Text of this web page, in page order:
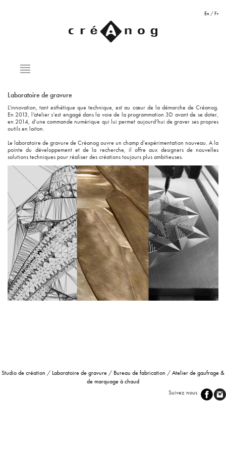
En /Fr
Laboratoire de gravure
L’innovation, tant esthétique que technique, est au cœur de la démarche de Créanog.
En 2013, l’atelier s’est engagé dans la voie de la programmation 3D avant de se doter,
en 2014, d’une commande numérique qui lui permet aujourd’hui de graver ses propres
outils en laiton.
Le laboratoire de gravure de Créanog ouvre un champ d’expérimentation nouveau. A la
pointe du développement et de la recherche, il offre aux designers de nouvelles
solutions techniques pour réaliser des créations toujours plus ambitieuses.
Studio de création / Laboratoire de gravure / Bureau de fabrication /Atelier de gaufrage &
de marquage à chaud
Suivez nous